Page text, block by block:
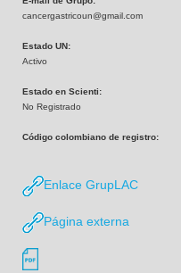
cancergastricoun@gmail.com
Estado UN:
Activo
Estado en Scienti:
No Registrado
Código colombiano de registro:
Enlace GrupLAC
Página externa